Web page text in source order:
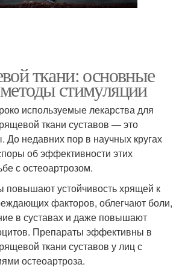
ткани: основные
стимуляции
используемые лекарства для
ткани суставов — это
До недавних пор в научных кругах
об эффективности этих
с остеоартрозом.
повышают устойчивость хрящей к
факторов, облегчают боли,
в суставах и даже повышают
Препараты эффективны в
ткани суставов у лиц с
остеоартроза.